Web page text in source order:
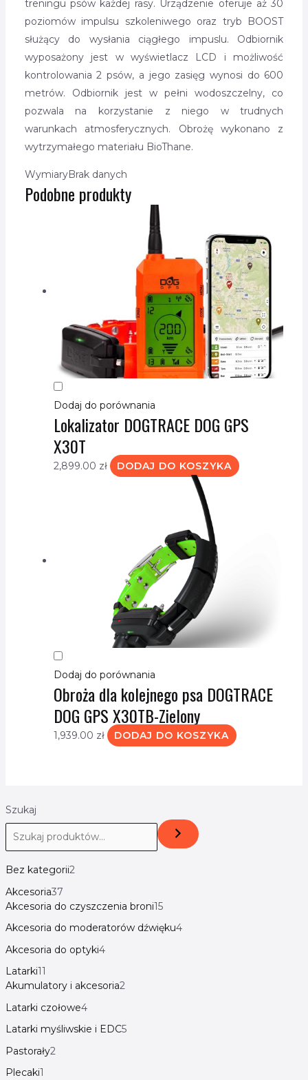
Szukaj
Bez kategorii2
Akcesoria37
Akcesoria do czyszczenia broni15
Akcesoria do moderatorów dźwięku4
Akcesoria do optyki4
Latarki11
Akumulatory i akcesoria2
Latarki czołowe4
Latarki myśliwskie i EDC5
Pastorały2
Plecaki1
treningu psów każdej rasy. Urządzenie oferuje aż 30
poziomów impulsu szkoleniwego oraz tryb BOOST
służący do wysłania ciągłego impuslu. Odbiornik
wyposażony jest w wyświetlacz LCD i możliwość
kontrolowania 2 psów, a jego zasięg wynosi do 600
metrów. Odbiornik jest w pełni wodoszczelny, co
pozwala na korzystanie z niego w trudnych
warunkach atmosferycznych. Obrożę wykonano z
wytrzymałego materiału BioThane.
WymiaryBrak danych
Podobne produkty
Dodaj do porównania
Lokalizator DOGTRACE DOG GPS
X30T
2,899.00 zł DODAJ DO KOSZYKA
Dodaj do porównania
Obroża dla kolejnego psa DOGTRACE
DOG GPS X30TB-Zielony
1,939.00 zł DODAJ DO KOSZYKA